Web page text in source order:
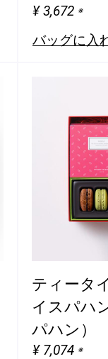
¥ 3,672 ※
バッグに入
ティータ
イスパハ
パハン）
¥ 7,074 ※